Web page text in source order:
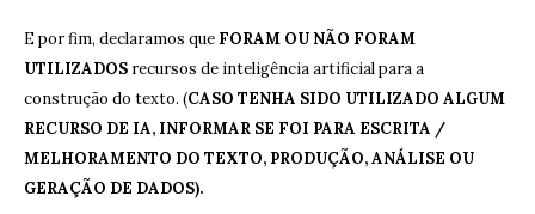
E por fim, declaramos que FORAM OU NÃO FORAM
UTILIZADOS recursos de inteligência artificial para a
construção do texto. (CASO TENHA SIDO UTILIZADO ALGUM
RECURSO DE IA, INFORMAR SE FOI PARA ESCRITA /
MELHORAMENTO DO TEXTO, PRODUÇÃO, ANÁLISE OU
GERAÇÃO DE DADOS).